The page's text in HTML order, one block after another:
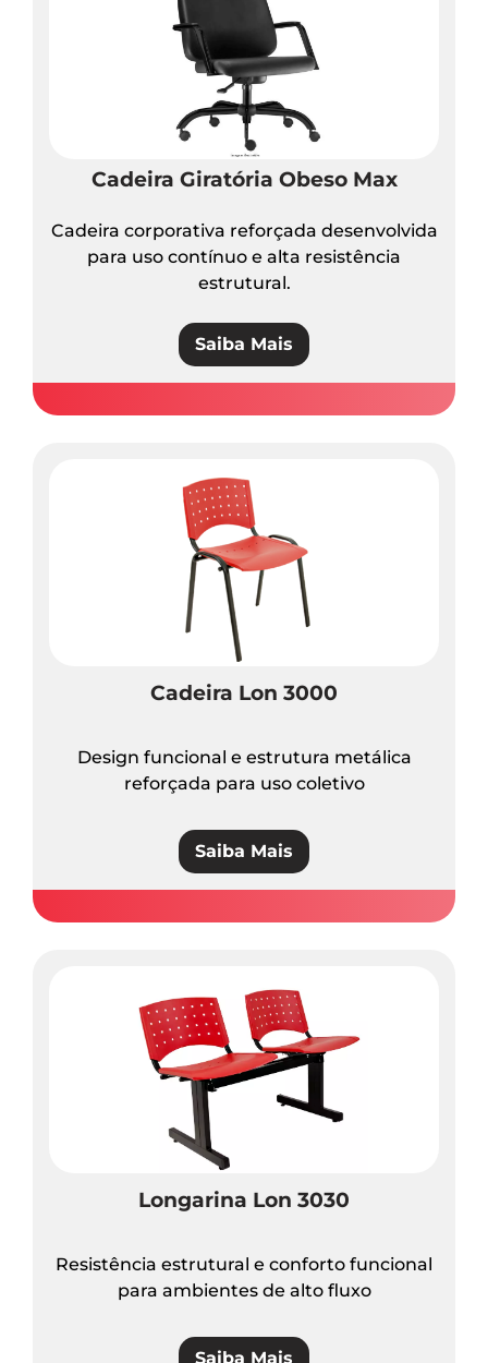
Cadeira Giratória Obeso Max
Cadeira corporativa reforçada desenvolvida
para uso contínuo e alta resistência
estrutural.
Saiba Mais
Cadeira Lon 3000
Design funcional e estrutura metálica
reforçada para uso coletivo
Saiba Mais
Longarina Lon 3030
Resistência estrutural e conforto funcional
para ambientes de alto fluxo
Saiba Mais